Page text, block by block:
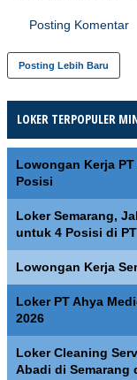
Posting Komentar
Posting Lebih Baru
LOKER TERPOPULER
Lowongan Kerja
Posisi
Loker Semarang,
untuk 4 Posisi di
Lowongan Kerja
Loker PT Ahya
2026
Loker Cleaning
Abadi di Semarang